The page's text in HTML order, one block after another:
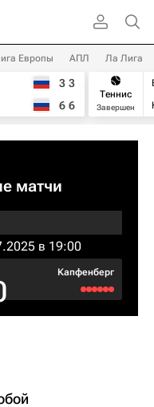
Европы АПЛ Ла Лига
3 3
6 6
Теннис
Завершен
матчи
в 19:00
Капфенберг